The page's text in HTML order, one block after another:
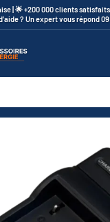
| 🌟 +200 000 clients satisfaits
? Un expert vous répond 09